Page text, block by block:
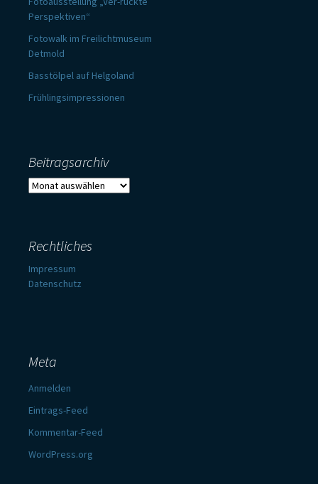
Perspektiven“
Fotowalk im Freilichtmuseum
Detmold
Basstölpel auf Helgoland
Frühlingsimpressionen
Beitragsarchiv
Beitragsarchiv
Rechtliches
Impressum
Datenschutz
Meta
Anmelden
Eintrags-Feed
Kommentar-Feed
WordPress.org